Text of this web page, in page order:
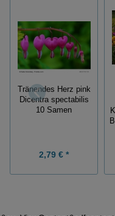
Tränendes Herz pink
Dicentra spectabilis
10 Samen
2,79 € *